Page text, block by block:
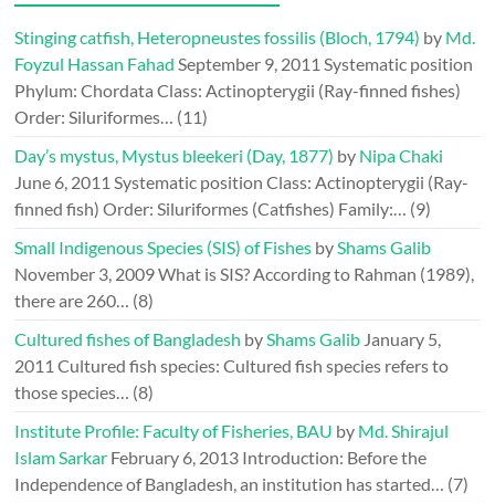
Stinging catfish, Heteropneustes fossilis (Bloch, 1794) by Md.
Foyzul Hassan Fahad September 9, 2011 Systematic position
Phylum: Chordata Class: Actinopterygii (Ray-finned fishes)
Order: Siluriformes… (11)
Day’s mystus, Mystus bleekeri (Day, 1877) by Nipa Chaki
June 6, 2011 Systematic position Class: Actinopterygii (Ray-
finned fish) Order: Siluriformes (Catfishes) Family:… (9)
Small Indigenous Species (SIS) of Fishes byShams Galib
November 3, 2009What is SIS? According to Rahman (1989),
there are 260… (8)
Cultured fishes of Bangladesh byShams Galib January 5,
2011 Cultured fish species: Cultured fish species refers to
those species… (8)
Institute Profile: Faculty of Fisheries, BAU by Md. Shirajul
Islam Sarkar February 6, 2013 Introduction: Before the
Independence of Bangladesh, an institution has started… (7)